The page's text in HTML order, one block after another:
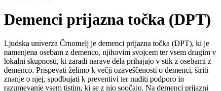
Demenci prijazna točka (DPT)
Ljudska univerza Črnomelj je demenci prijazna točka (DPT), ki je
namenjena osebam z demenco, njihovim svojcem ter vsem drugim v
lokalni skupnosti, ki zaradi narave dela prihajajo v stik z osebami z
demenco. Prispevati želimo k večji ozaveščenosti o demenci, širiti
znanje o njej, spodbujati k preventivi ter nuditi podporo in
razumevanje vsem tistim, ki se z njo soočajo. Na demenci prijazni